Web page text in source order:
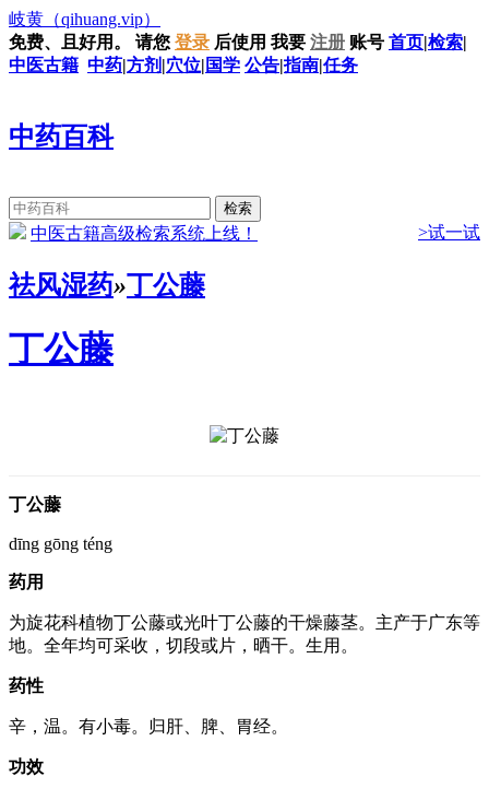
岐黄 （qihuang.vip）
免费、且好用。
请您 登录 后使用 我要 注册 账号 首页|检索|
中医古籍 中药|方剂 |穴位| 国学 公告|指南|任务
中药百科
中医古籍高级检索系统上线！ >试一试
祛风湿药»丁公藤
丁公藤
丁公藤
dīng gōng téng
药用
为旋花科植物丁公藤或光叶丁公藤的干燥藤茎。主产于广东等
地。全年均可采收，切段或片，晒干。生用。
药性
辛，温。有小毒。归肝、脾、胃经。
功效